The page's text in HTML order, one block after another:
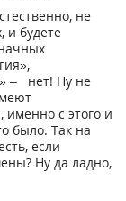
не
и будете
– нет! Ну не
именно с этого и
было. Так на
если
Ну да ладно,